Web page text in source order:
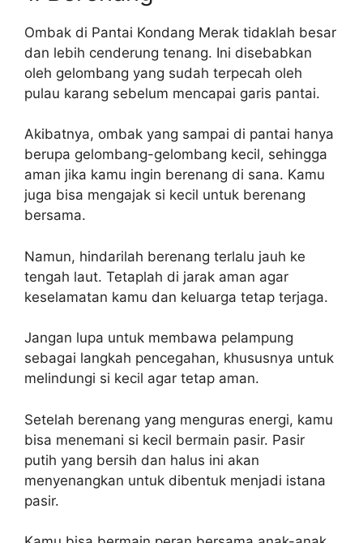
Ombak di Pantai Kondang Merak tidaklah besar
dan lebih cenderung tenang. Ini disebabkan
oleh gelombang yang sudah terpecah oleh
pulau karang sebelum mencapai garis pantai.
Akibatnya, ombak yang sampai di pantai hanya
berupa gelombang-gelombang kecil, sehingga
aman jika kamu ingin berenang di sana. Kamu
juga bisa mengajak si kecil untuk berenang
bersama.
Namun, hindarilah berenang terlalu jauh ke
tengah laut. Tetaplah di jarak aman agar
keselamatan kamu dan keluarga tetap terjaga.
Jangan lupa untuk membawa pelampung
sebagai langkah pencegahan, khususnya untuk
melindungi si kecil agar tetap aman.
Setelah berenang yang menguras energi, kamu
bisa menemani si kecil bermain pasir. Pasir
putih yang bersih dan halus ini akan
menyenangkan untuk dibentuk menjadi istana
pasir.